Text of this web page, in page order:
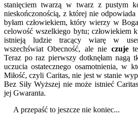
stanięciem twarzą w twarz z pustym
nieskończonością, z której nie
byłam człowiekiem, który wierzy w
celowość wszelkiego bytu; człowiekiem
istnieją ludzie tracący wiarę w
wszechświat Obecność, ale nie czuje
Teraz po raz pierwszy dotknęłam nagą
uczucia ostatecznego osamotnienia, w
Miłość, czyli Caritas, nie jest w stanie
Bez Siły Wyższej nie może istnieć
jej Gwaranta.
A przepaść to jeszcze nie koniec...